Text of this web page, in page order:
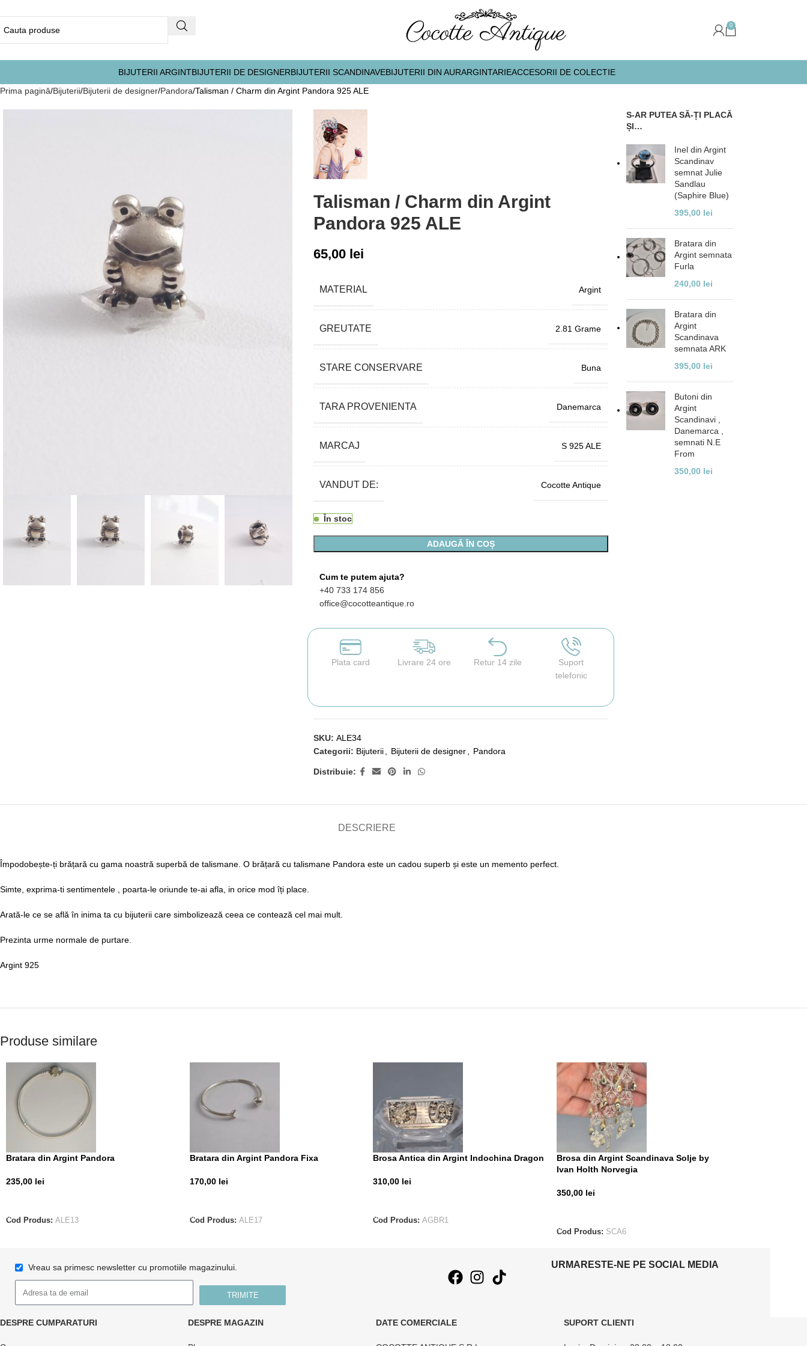
0
BIJUTERII ARGINTBIJUTERII DE DESIGNERBIJUTERII SCANDINAVEBIJUTERII DIN AURARGINTARIEACCESORII DE COLECTIE
Prima pagină Bijuterii Bijuterii de designer Pandora Talisman / Charm din Argint Pandora 925 ALE
Talisman / Charm din Argint
Pandora 925 ALE
65,00 lei
MATERIAL Argint
GREUTATE 2.81 Grame
STARE CONSERVARE Buna
TARA PROVENIENTA Danemarca
MARCAJ S 925 ALE
VANDUT DE: Cocotte Antique
În stoc
ADAUGĂ ÎN COȘ
Cum te putem ajuta?
+40 733 174 856
office@cocotteantique.ro
Plata card Livrare 24 ore Retur 14 zile
Suport
telefonic
SKU: ALE34
Categorii: Bijuterii Bijuterii de designer Pandora
Distribuie:
S-AR PUTEA SĂ-ȚI PLACĂ
ȘI…
Inel din Argint
Scandinav
semnat Julie
Sandlau
(Saphire Blue)
395,00 lei
Bratara din
Argint semnata
Furla
240,00 lei
Bratara din
Argint
Scandinava
semnata ARK
395,00 lei
Butoni din
Argint
Scandinavi ,
Danemarca ,
semnati N.E
From
350,00 lei
DESCRIERE
Împodobește-ți brățară cu gama noastră superbă de talismane. O brățară cu talismane Pandora este un cadou superb și este un memento perfect.
Simte, exprima-ti sentimentele , poarta-le oriunde te-ai afla, in orice mod îți place.
Arată-le ce se află în inima ta cu bijuterii care simbolizează ceea ce contează cel mai mult.
Prezinta urme normale de purtare.
Argint 925
Produse similare
Bratara din Argint Pandora
235,00 lei
Cod Produs: ALE13
Bratara din Argint Pandora Fixa
170,00 lei
Cod Produs: ALE17
Brosa Antica din Argint Indochina Dragon
310,00 lei
Cod Produs: AGBR1
Brosa din Argint Scandinava Solje by
Ivan Holth Norvegia
350,00 lei
Cod Produs: SCA6
Vreau sa primesc newsletter cu promotiile magazinului.
TRIMITE
URMARESTE-NE PE SOCIAL MEDIA
DESPRE CUMPARATURI DESPRE MAGAZIN DATE COMERCIALE SUPORT CLIENTI